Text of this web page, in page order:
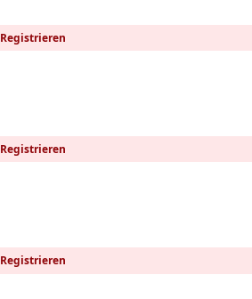
Registrieren
Registrieren
Registrieren